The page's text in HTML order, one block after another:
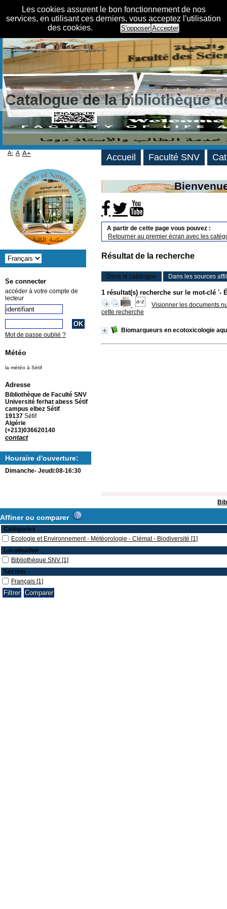
Les cookies assurent le bon fonctionnement de nos
services, en utilisant ces derniers, vous acceptez l'utilisation
des cookies.
S'opposer Accepter
Catalogue de la bibliothèque
A partir de cette page vous pouvez :
Retourner au premier écran avec les
Résultat de la recherche
Dans le catalogue Dans les sources
1 résultat(s) recherche sur le mot-clé
Visionner les documents
cette recherche
Biomarqueurs en ecotoxicologie
Accueil Faculté SNV
A- A A+
Se connecter
accéder à votre compte de
lecteur
Mot de passe oublié ?
Météo
la météo à Sétif
Adresse
Bibliothèque de Faculté SNV
Université ferhat abess Sétif
campus elbez Sétif
19137 Sétif
Algérie
(+213)036620140
contact
Houraire d'ouverture:
Dimanche- Jeudi:08-16:30
Affiner ou comparer
Catégories
Ecologie et Environnement - Météorologie - Clémat - Biodiversité [1]
Localisation
Bibliothèque SNV [1]
Section
Français [1]